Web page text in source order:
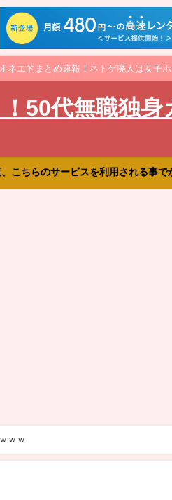
エ的まとめ速報！ネトゲ廃人は女子
50代無職独
こちらのサービスを利用される事
ｗｗ